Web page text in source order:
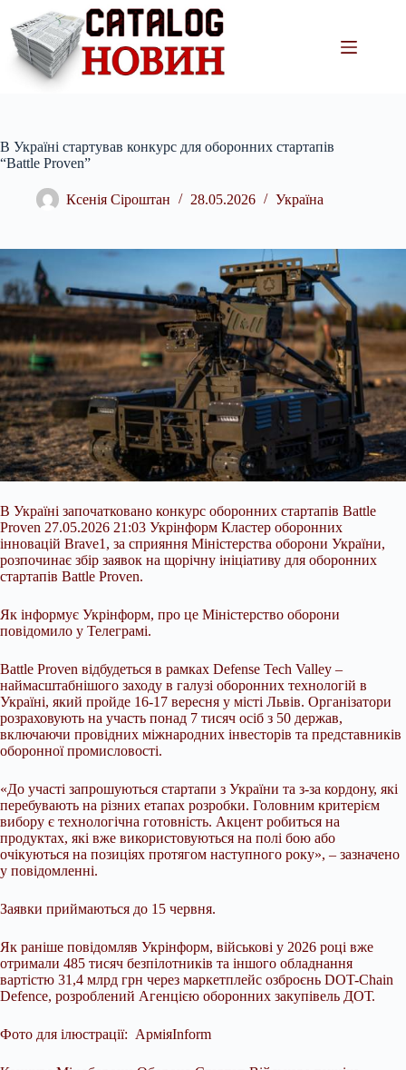
вмісту
В Україні стартував конкурс для оборонних стартапів
“Battle Proven”
Ксенія Сіроштан 28.05.2026 Україна
В Україні започатковано конкурс оборонних стартапів Battle
Proven 27.05.2026 21:03 Укрінформ Кластер оборонних
інновацій Brave1, за сприяння Міністерства оборони України,
розпочинає збір заявок на щорічну ініціативу для оборонних
стартапів Battle Proven.
Як інформує Укрінформ, про це Міністерство оборони
повідомило у Телеграмі.
Battle Proven відбудеться в рамках Defense Tech Valley –
наймасштабнішого заходу в галузі оборонних технологій в
Україні, який пройде 16-17 вересня у місті Львів. Організатори
розраховують на участь понад 7 тисяч осіб з 50 держав,
включаючи провідних міжнародних інвесторів та представників
оборонної промисловості.
«До участі запрошуються стартапи з України та з-за кордону, які
перебувають на різних етапах розробки. Головним критерієм
вибору є технологічна готовність. Акцент робиться на
продуктах, які вже використовуються на полі бою або
очікуються на позиціях протягом наступного року», – зазначено
у повідомленні.
Заявки приймаються до 15 червня.
Як раніше повідомляв Укрінформ, військові у 2026 році вже
отримали 485 тисяч безпілотників та іншого обладнання
вартістю 31,4 млрд грн через маркетплейс озброєнь DOT-Chain
Defence, розроблений Агенцією оборонних закупівель ДОТ.
Фото для ілюстрації: АрміяInform